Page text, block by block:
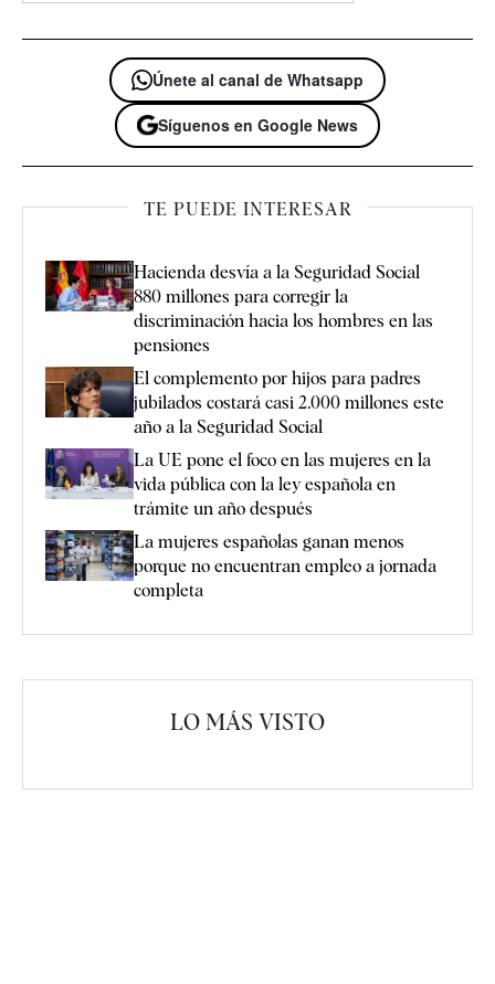
Únete al canal de Whatsapp
Síguenos en Google News
TE PUEDE INTERESAR
Hacienda desvía a la Seguridad Social
880 millones para corregir la
discriminación hacia los hombres en las
pensiones
El complemento por hijos para padres
jubilados costará casi 2.000 millones este
año a la Seguridad Social
La UE pone el foco en las mujeres en la
vida pública con la ley española en
trámite un año después
La mujeres españolas ganan menos
porque no encuentran empleo a jornada
completa
LO MÁS VISTO